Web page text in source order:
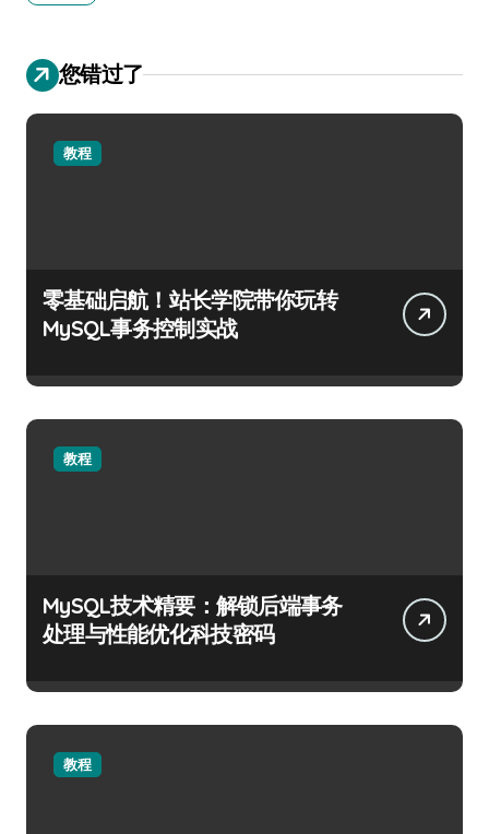
您错过了
教程
零基础启航！站长学院带你玩转
MySQL事务控制实战
教程
MySQL技术精要：解锁后端事务
处理与性能优化科技密码
教程